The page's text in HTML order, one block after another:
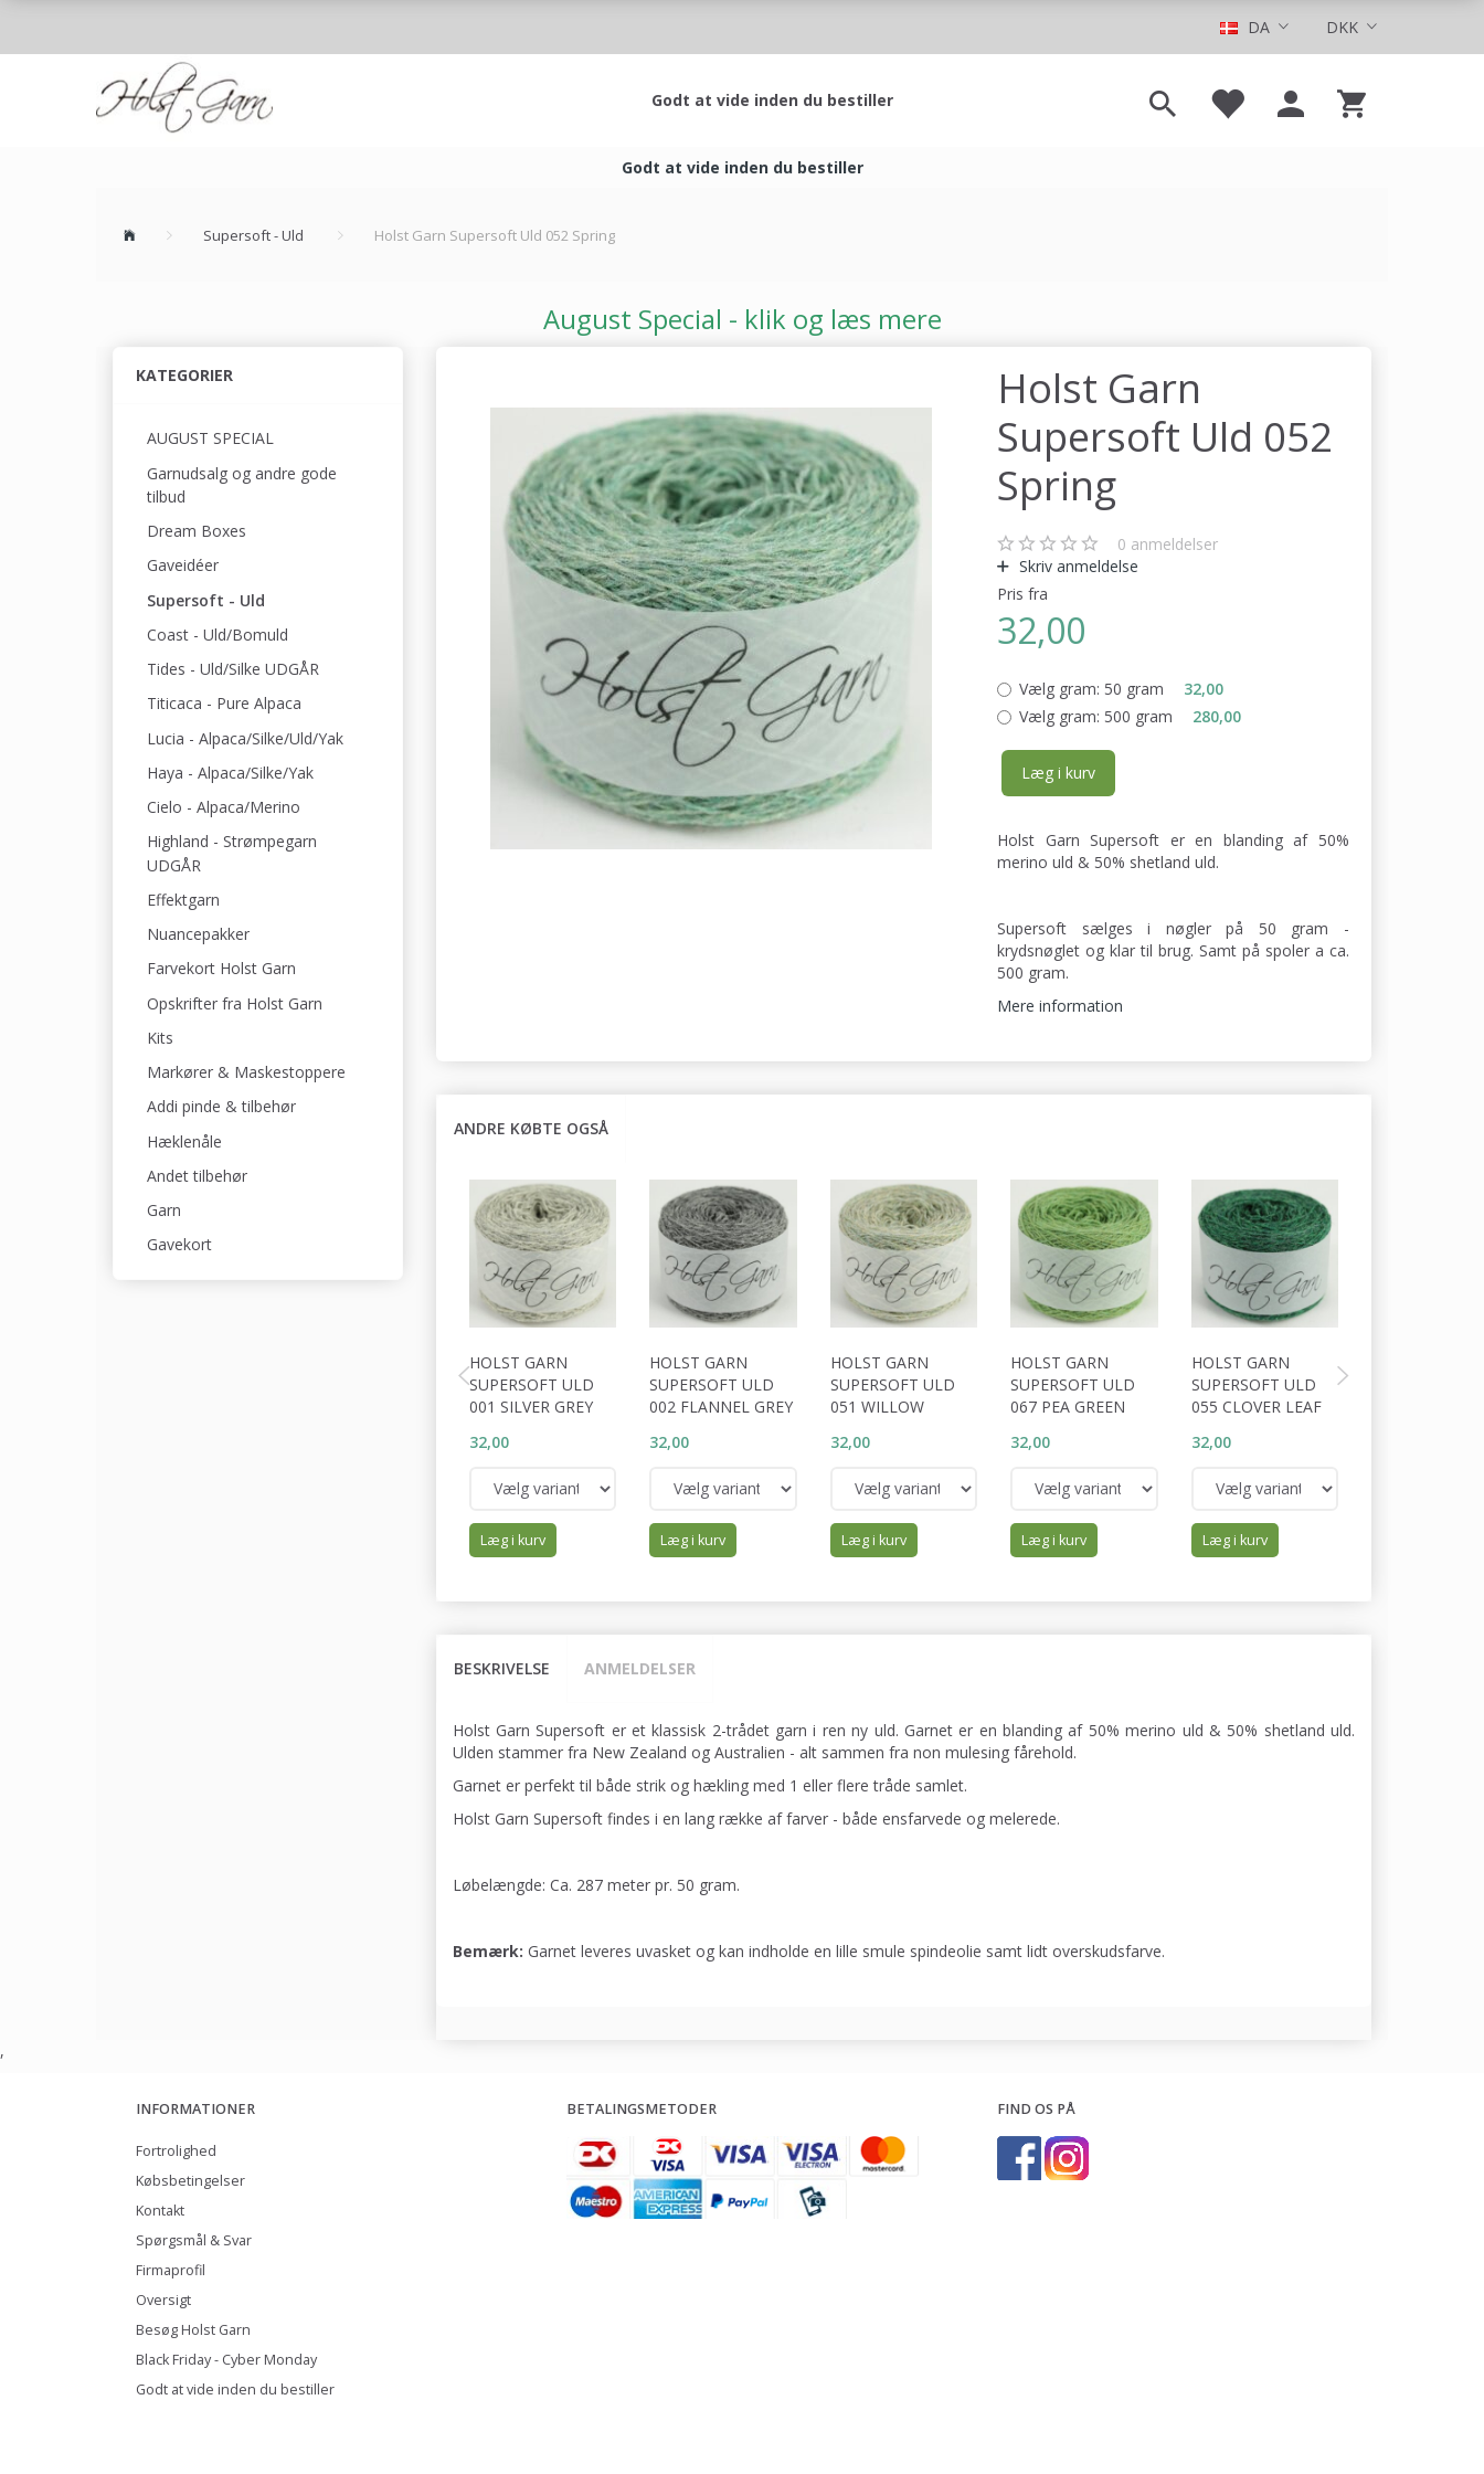
DKK
DA
Godt at vide inden du bestiller
Godt at vide inden du bestiller
Supersoft - Uld Holst Garn Supersoft Uld 052 Spring
August Special - klik og læs mere
KATEGORIER
AUGUST SPECIAL
Garnudsalg og andre gode
tilbud
Dream Boxes
Gaveidéer
Supersoft - Uld
Coast - Uld/Bomuld
Tides - Uld/Silke UDGÅR
Titicaca - Pure Alpaca
Lucia - Alpaca/Silke/Uld/Yak
Haya - Alpaca/Silke/Yak
Cielo - Alpaca/Merino
Highland - Strømpegarn
UDGÅR
Effektgarn
Nuancepakker
Farvekort Holst Garn
Opskrifter fra Holst Garn
Kits
Markører & Maskestoppere
Addi pinde & tilbehør
Hæklenåle
Andet tilbehør
Garn
Gavekort
Holst Garn
Supersoft Uld 052
Spring
0 anmeldelser
Skriv anmeldelse
Pris fra
32,00
Vælg gram: 50 gram
32,00
Vælg gram: 500 gram 280,00
Læg i kurv
Holst Garn Supersoft er en blanding af 50%
merino uld & 50% shetland uld.
Supersoft sælges i nøgler på 50 gram -
krydsnøglet og klar til brug. Samt på spoler a ca.
500 gram.
Mere information
ANDRE KØBTE OGSÅ
HOLST GARN
SUPERSOFT ULD
001 SILVER GREY
32,00
Læg i kurv
HOLST GARN
SUPERSOFT ULD
002 FLANNEL GREY
32,00
Læg i kurv
HOLST GARN
SUPERSOFT ULD
051 WILLOW
32,00
Læg i kurv
HOLST GARN
SUPERSOFT ULD
067 PEA GREEN
32,00
Læg i kurv
HOLST GARN
SUPERSOFT ULD
055 CLOVER LEAF
32,00
Læg i kurv
BESKRIVELSE ANMELDELSER
Holst Garn Supersoft er et klassisk 2-trådet garn i ren ny uld. Garnet er en blanding af 50% merino uld & 50% shetland uld.
Ulden stammer fra New Zealand og Australien - alt sammen fra non mulesing fårehold.
Garnet er perfekt til både strik og hækling med 1 eller flere tråde samlet.
Holst Garn Supersoft findes i en lang række af farver - både ensfarvede og melerede.
Løbelængde: Ca. 287 meter pr. 50 gram.
Bemærk: Garnet leveres uvasket og kan indholde en lille smule spindeolie samt lidt overskudsfarve.
,
INFORMATIONER
Fortrolighed
Købsbetingelser
Kontakt
Spørgsmål & Svar
Firmaprofil
Oversigt
Besøg Holst Garn
Black Friday - Cyber Monday
Godt at vide inden du bestiller
BETALINGSMETODER FIND OS PÅ